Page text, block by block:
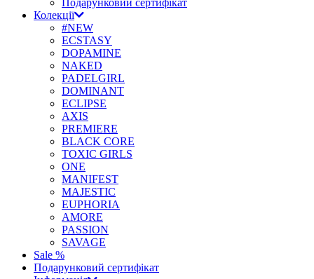
Подарунковий сертифікат
Колекції
#NEW
ECSTASY
DOPAMINE
NAKED
PADELGIRL
DOMINANT
ECLIPSE
AXIS
PREMIERE
BLACK CORE
TOXIC GIRLS
ONE
MANIFEST
MAJESTIC
EUPHORIA
AMORE
PASSION
SAVAGE
Sale %
Подарунковий сертифікат